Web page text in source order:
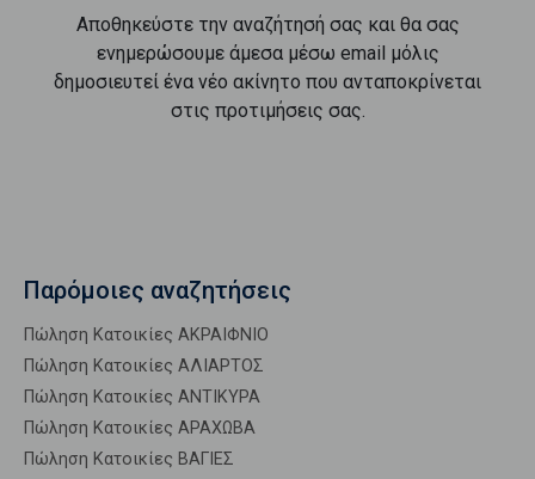
Αποθηκεύστε την αναζήτησή σας και θα σας
ενημερώσουμε άμεσα μέσω email μόλις
δημοσιευτεί ένα νέο ακίνητο που ανταποκρίνεται
στις προτιμήσεις σας.
Παρόμοιες αναζητήσεις
Πώληση Κατοικίες ΑΚΡΑΙΦΝΙΟ
Πώληση Κατοικίες ΑΛΙΑΡΤΟΣ
Πώληση Κατοικίες ΑΝΤΙΚΥΡΑ
Πώληση Κατοικίες ΑΡΑΧΩΒΑ
Πώληση Κατοικίες ΒΑΓΙΕΣ